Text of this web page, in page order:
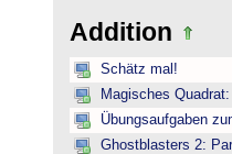
Addition
Schätz mal!
Magisches
Übungsaufgaben
Ghostblasters 2: